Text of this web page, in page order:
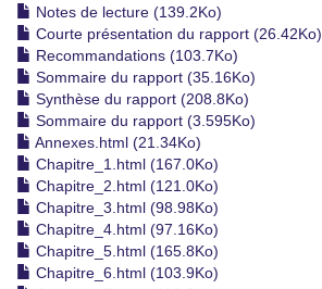
Notes de lecture (139.2Ko)
Courte présentation du rapport (26.42Ko)
Recommandations (103.7Ko)
Sommaire du rapport (35.16Ko)
Synthèse du rapport (208.8Ko)
Sommaire du rapport (3.595Ko)
Annexes.html (21.34Ko)
Chapitre_1.html (167.0Ko)
Chapitre_2.html (121.0Ko)
Chapitre_3.html (98.98Ko)
Chapitre_4.html (97.16Ko)
Chapitre_5.html (165.8Ko)
Chapitre_6.html (103.9Ko)